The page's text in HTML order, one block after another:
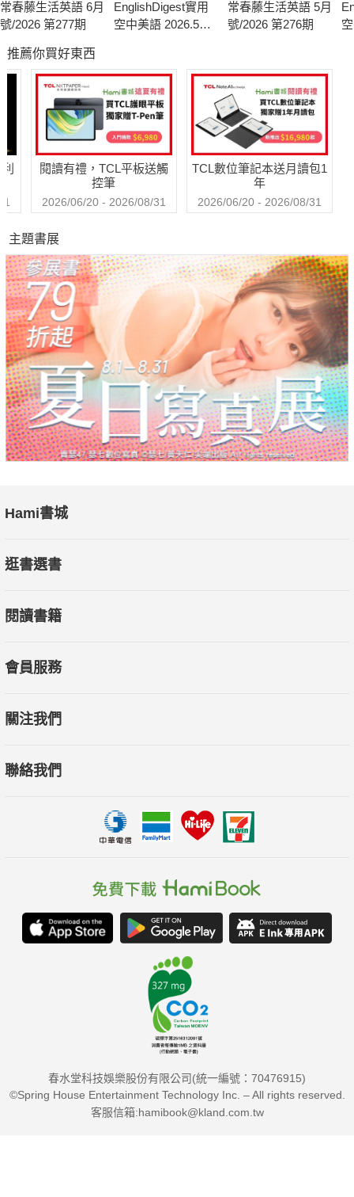
常春藤生活英語 6月
號/2026 第277期
EnglishDigest實用
空中美語 2026.5月
常春藤生活英語 5月
號/2026 第276期
推薦你買好東西
閱讀有禮，TCL平板送觸
控筆
2026/06/20 - 2026/08/31
TCL數位筆記本送月讀包1
年
2026/06/20 - 2026/08/31
主題書展
Hami書城
逛書選書
閱讀書籍
會員服務
關注我們
聯絡我們
春水堂科技娛樂股份有限公司(統一編號：70476915)
©Spring House Entertainment Technology Inc. – All rights reserved.
客服信箱:hamibook@kland.com.tw